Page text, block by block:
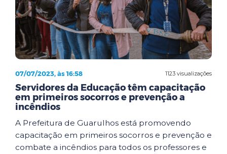
1123 visualizações
07/07/2023, às 16:58
Servidores da Educação têm capacitação
em primeiros socorros e prevenção a
incêndios
A Prefeitura de Guarulhos está promovendo
capacitação em primeiros socorros e prevenção e
combate a incêndios para todos os professores e